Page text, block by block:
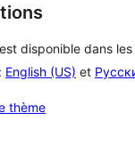
disponible dans
English (US) et
thème